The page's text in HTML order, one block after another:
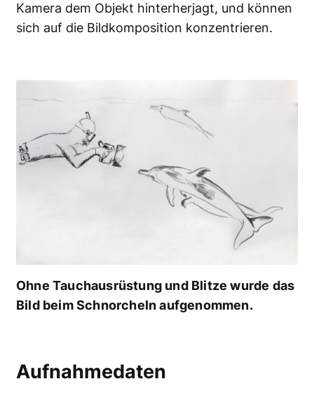
Kamera dem Objekt hinterherjagt, und können
sich auf die Bildkomposition konzentrieren.
Ohne Tauchausrüstung und Blitze wurde das
Bild beim Schnorcheln aufgenommen.
Aufnahmedaten